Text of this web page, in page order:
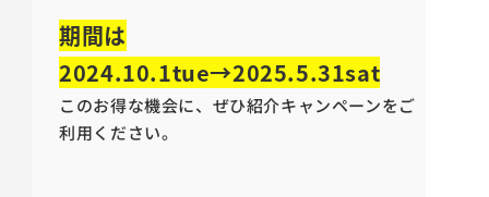
期間は
2024.10.1tue→2025.5.31sat
このお得な機会に、ぜひ紹介キャンペーンをご
利用ください。